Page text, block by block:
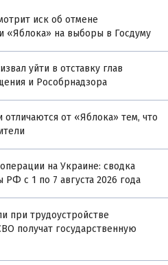
иск об отмене
«Яблока» на выборы в Госдуму
уйти в отставку глав
и Рособрнадзора
от «Яблока» тем, что
на Украине: сводка
с 1 по 7 августа 2026 года
при трудоустройстве
получат государственную